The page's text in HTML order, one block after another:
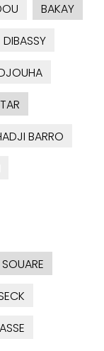
BAKAY
DIBASSY
BARRO
SOUARE